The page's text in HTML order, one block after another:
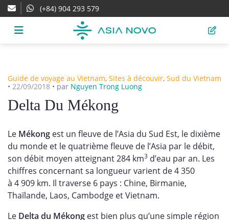
(+84) 904 293 579
Guide de voyage au Vietnam, Sites à découvir, Sud du Vietnam
• 22/09/2018 • par Nguyen Trong Luong
Delta Du Mékong
Le Mékong est un fleuve de l’Asia du Sud Est, le dixième
du monde et le quatrième fleuve de l’Asia par le débit,
son débit moyen atteignant 284 km3 d’eau par an. Les
chiffres concernant sa longueur varient de 4 350
à 4 909 km. Il traverse 6 pays : Chine, Birmanie,
Thaïlande, Laos, Cambodge et Vietnam.
Le Delta du Mékong est bien plus qu’une simple région